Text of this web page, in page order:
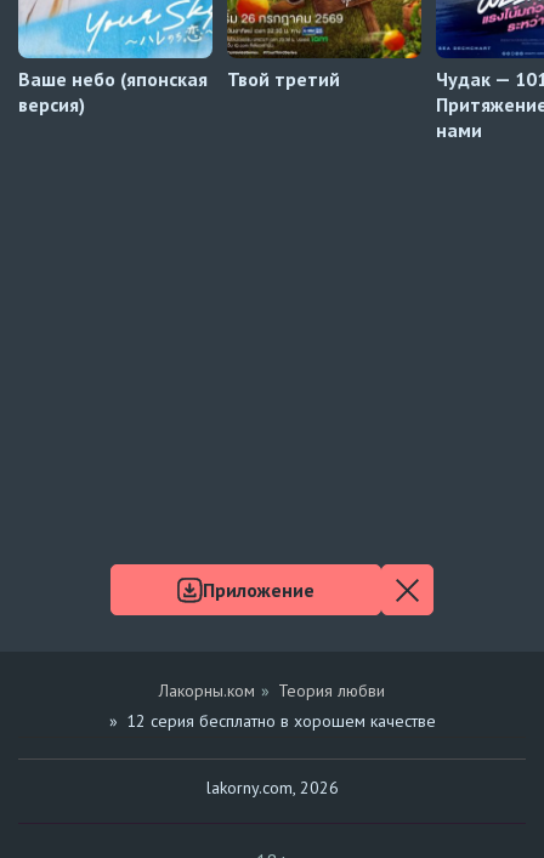
Ваше небо (японская
версия)
Твой третий
Чудак —
нами
Лакорны.ком
Теория любви
12 серия бесплатно в хорошем качестве
lakorny.com, 2026
Приложение